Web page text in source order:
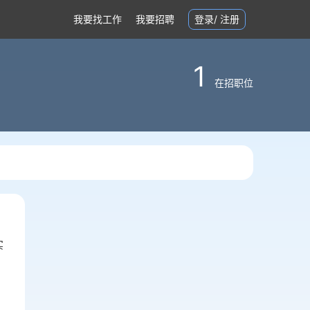
我要找工作 我要招聘 登录/ 注册
1 在招职位